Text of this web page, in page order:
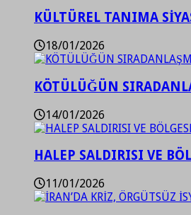
KÜLTÜREL TANIMA
18/01/2026
KÖTÜLÜĞÜN
14/01/2026
HALEP SALDIRISI VE
11/01/2026